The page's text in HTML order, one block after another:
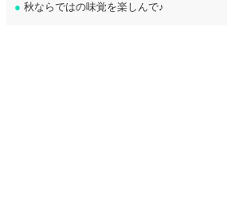
● 秋ならではの味覚を楽しんで♪